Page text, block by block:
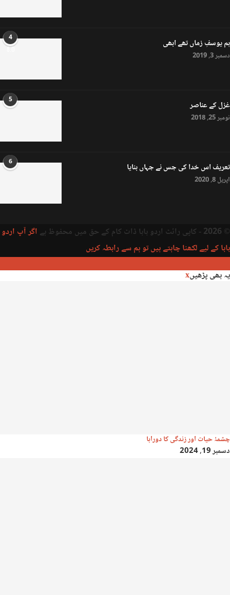
4
8.0 ہم یوسفِ زماں تھے ابھی
دسمبر 3, 2019
5 غزل کے عناصر
نومبر 25, 2018
6 تعریف اس خدا کی جس نے جہاں بنایا
اپریل 8, 2020
© 2026 - کاپی رائٹ اردو بابا ڈاٹ کام کے حق میں محفوظ ہے
اگر آپ اردو
بابا کے لیے لکھنا چاہتے ہیں تو ہم سے رابطہ کریں
یہ بھی پڑھیںx
چشمۂ حیات اور زندگی کا دوراہا
دسمبر 19, 2024